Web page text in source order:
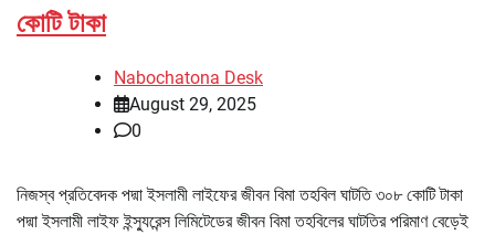
কোটি টাকা
Nabochatona Desk
August 29, 2025
0
নিজস্ব প্রতিবেদক পদ্মা ইসলামী লাইফের জীবন বিমা তহবিল ঘাটতি ৩০৮ কোটি টাকা
পদ্মা ইসলামী লাইফ ইন্স্যুরেন্স লিমিটেডের জীবন বিমা তহবিলের ঘাটতির পরিমাণ বেড়েই